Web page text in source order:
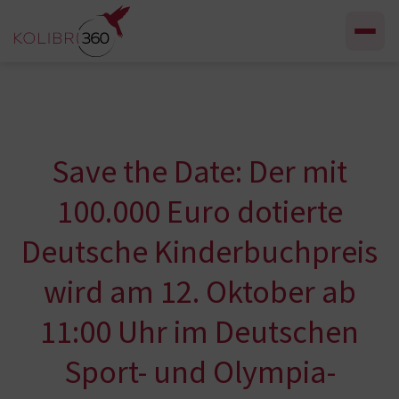
Zum Inhalt springen
Save the Date: Der mit
100.000 Euro dotierte
Deutsche Kinderbuchpreis
wird am 12. Oktober ab
11:00 Uhr im Deutschen
Sport- und Olympia-